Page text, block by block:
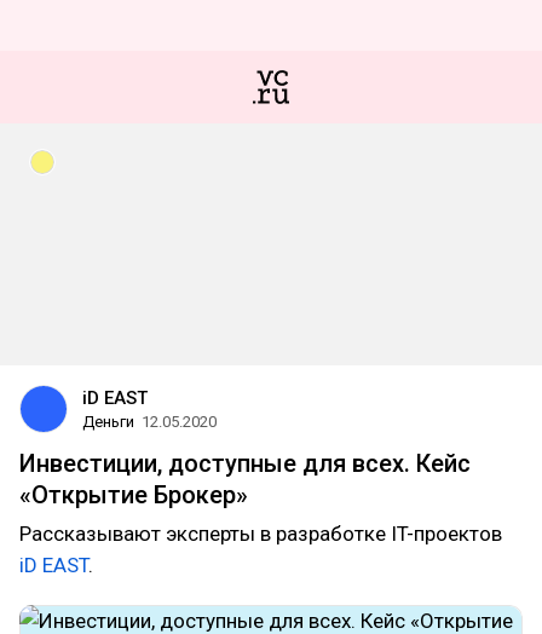
iD EAST
Деньги 12.05.2020
Инвестиции, доступные для всех. Кейс
«Открытие Брокер»
Рассказывают эксперты в разработке IT-проектов
iD EAST.